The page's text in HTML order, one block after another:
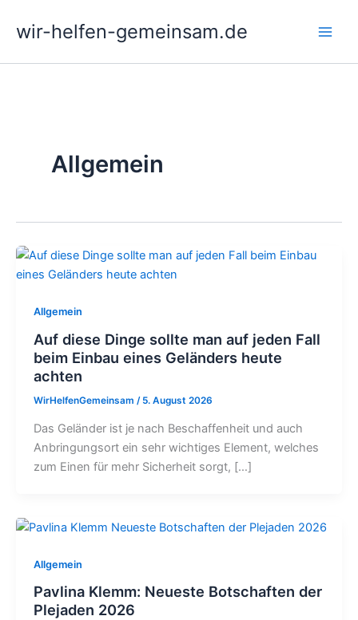
Inhaltwir-helfen-gemeinsam.de
Allgemein
Allgemein
Auf diese Dinge sollte man auf jeden Fall
beim Einbau eines Geländers heute
achten
WirHelfenGemeinsam / 5. August 2026
Das Geländer ist je nach Beschaffenheit und auch
Anbringungsort ein sehr wichtiges Element, welches
zum Einen für mehr Sicherheit sorgt, […]
Allgemein
Pavlina Klemm: Neueste Botschaften der
Plejaden 2026